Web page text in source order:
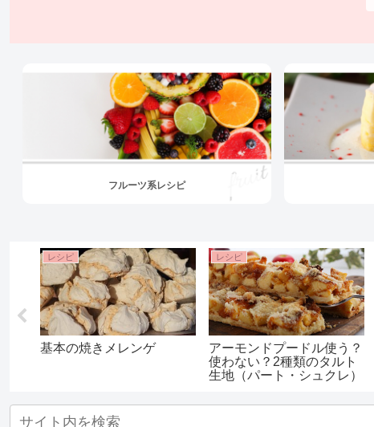
フルーツ系レシピ
レシピ
基本の焼きメレンゲ
レシピ
アーモンドプードル使う？
使わない？2種類のタルト
生地（パート・シュクレ）